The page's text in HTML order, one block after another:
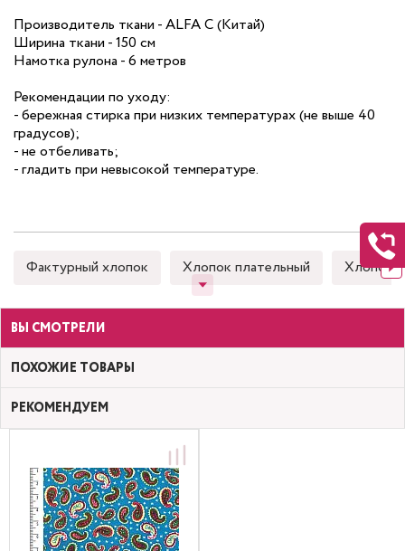
Производитель ткани - ALFA С (Китай)
Ширина ткани - 150 см
Намотка рулона - 6 метров
Рекомендации по уходу:
- бережная стирка при низких температурах (не выше 40
градусов);
- не отбеливать;
- гладить при невысокой температуре.
Фактурный хлопок Хлопок плательный Хлопок
ВЫ СМОТРЕЛИ
ПОХОЖИЕ ТОВАРЫ
РЕКОМЕНДУЕМ